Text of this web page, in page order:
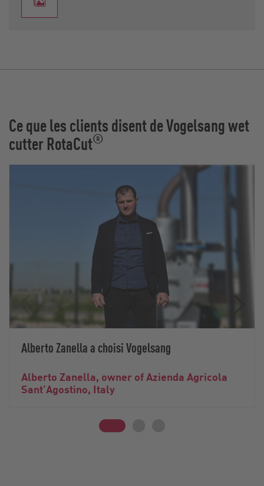
Ce que les clients disent de Vogelsang wet
cutter RotaCut®
Alberto Zanella a choisi Vogelsang
Alberto Zanella, owner of Azienda Agricola
Sant’Agostino, Italy